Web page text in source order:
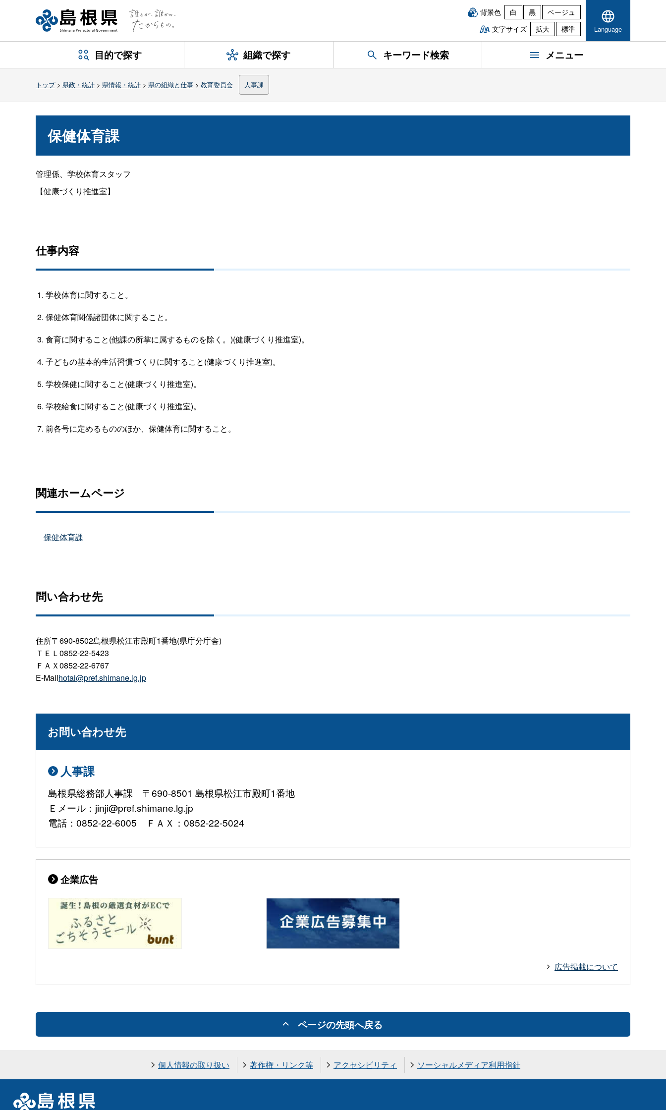
背景色 白 黒
ベージュ
文字サイズ
拡大 標準 Language
目的で探す 組織で探す キーワード検索 メニュー
トップ> 県政・統計 > 県情報・統計 > 県の組織と仕事 > 教育委員会 人事課
保健体育課
管理係、学校体育スタッフ
【健康づくり推進室】
仕事内容
学校体育に関すること。
保健体育関係諸団体に関すること。
食育に関すること(他課の所掌に属するものを除く。)(健康づくり推進室)。
子どもの基本的生活習慣づくりに関すること(健康づくり推進室)。
学校保健に関すること(健康づくり推進室)。
学校給食に関すること(健康づくり推進室)。
前各号に定めるもののほか、保健体育に関すること。
関連ホームページ
保健体育課
問い合わせ先
住所〒690-8502島根県松江市殿町1番地(県庁分庁舎)
ＴＥＬ0852-22-5423
ＦＡＸ0852-22-6767
E-Mailhotai@pref.shimane.lg.jp
お問い合わせ先
人事課
島根県総務部人事課 〒690-8501 島根県松江市殿町1番地
Ｅメール：jinji@pref.shimane.lg.jp
電話：0852-22-6005 ＦＡＸ：0852-22-5024
企業広告
広告掲載について
ページの先頭へ戻る
個人情報の取り扱い 著作権・リンク等 アクセシビリティ ソーシャルメディア利用指針